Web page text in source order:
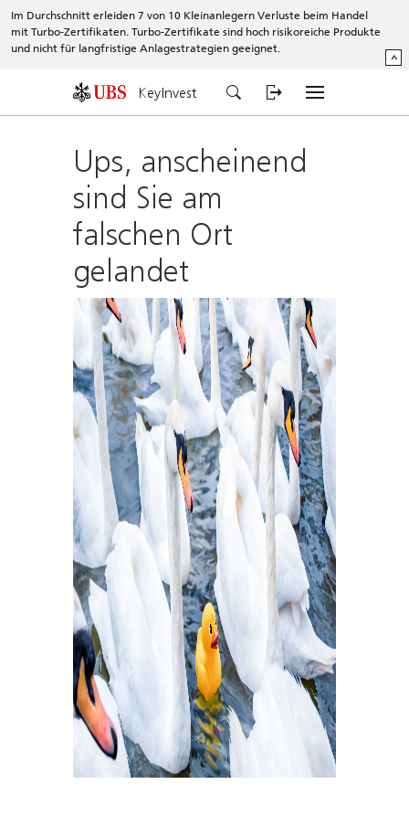
Im Durchschnitt erleiden 7 von 10 Kleinanlegern Verluste beim Handel
mit Turbo-Zertifikaten. Turbo-Zertifikate sind hoch risikoreiche Produkte
und nicht für langfristige Anlagestrategien geeignet.
^
KeyInvest
Ups, anscheinend
sind Sie am
falschen Ort
gelandet